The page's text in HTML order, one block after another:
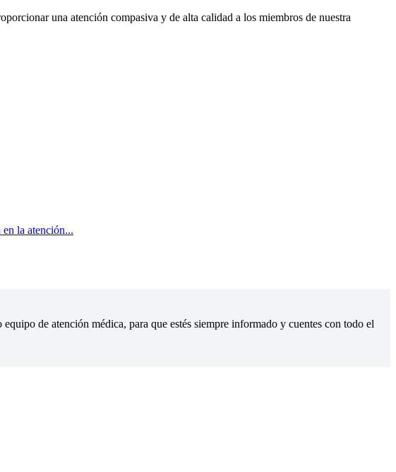
una atención compasiva y de alta calidad a los miembros de nuestra
la atención...
de atención médica, para que estés siempre informado y cuentes con todo el